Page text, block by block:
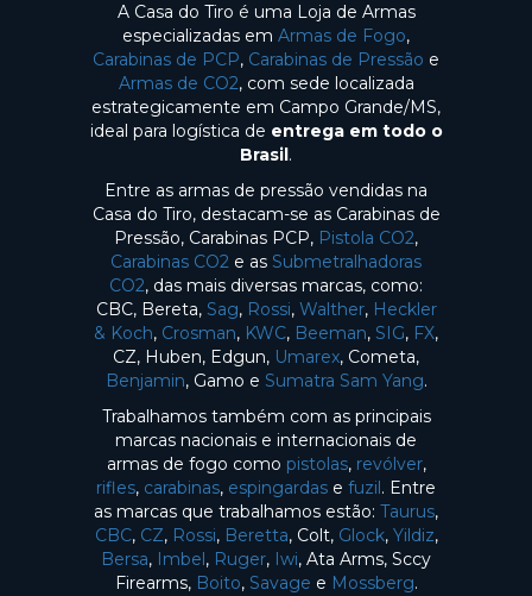
A Casa do Tiro é uma Loja de Armas
especializadas em Armas de Fogo,
Carabinas de PCP, Carabinas de Pressão e
Armas de CO2, com sede localizada
estrategicamente em Campo Grande/MS,
ideal para logística de entrega em todo o
Brasil.
Entre as armas de pressão vendidas na
Casa do Tiro, destacam-se as Carabinas de
Pressão, Carabinas PCP, Pistola CO2,
Carabinas CO2 e as Submetralhadoras
CO2, das mais diversas marcas, como:
CBC, Bereta, Sag, Rossi, Walther, Heckler
& Koch, Crosman, KWC, Beeman, SIG, FX,
CZ, Huben, Edgun, Umarex, Cometa,
Benjamin, Gamo e Sumatra Sam Yang.
Trabalhamos também com as principais
marcas nacionais e internacionais de
armas de fogo como pistolas, revólver,
rifles, carabinas, espingardas e fuzil. Entre
as marcas que trabalhamos estão: Taurus,
CBC, CZ, Rossi, Beretta, Colt, Glock, Yildiz,
Bersa, Imbel, Ruger, Iwi, Ata Arms, Sccy
Firearms, Boito, Savage e Mossberg.